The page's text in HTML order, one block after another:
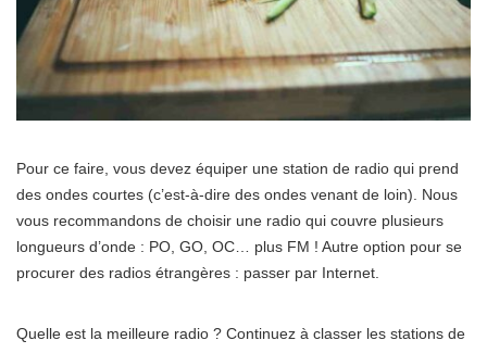
Pour ce faire, vous devez équiper une station de radio qui prend
des ondes courtes (c’est-à-dire des ondes venant de loin). Nous
vous recommandons de choisir une radio qui couvre plusieurs
longueurs d’onde : PO, GO, OC… plus FM ! Autre option pour se
procurer des radios étrangères : passer par Internet.
Quelle est la meilleure radio ? Continuez à classer les stations de